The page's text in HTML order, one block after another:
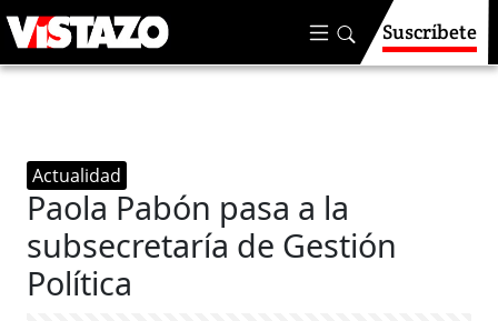
Suscríbete
Actualidad
Paola Pabón pasa a la
subsecretaría de Gestión
Política